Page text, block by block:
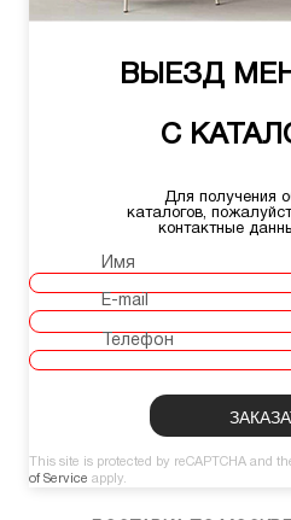
ВЫЕЗД
С
Для получения
каталогов,
контактные
Имя
E-mail
Телефон
This site is protected by reCAPTCHA and
of Service apply.